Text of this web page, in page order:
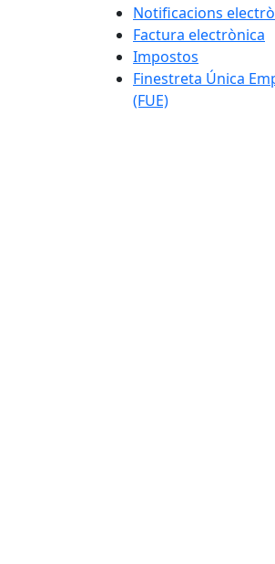
Notificacions
Factura electrònica
Impostos
Finestreta Única
(FUE)